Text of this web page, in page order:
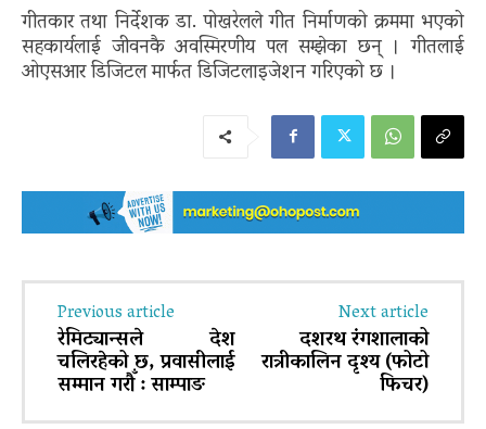
गीतकार तथा निर्देशक डा. पोखरेलले गीत निर्माणको क्रममा भएको
सहकार्यलाई जीवनकै अवस्मिरणीय पल सम्झेका छन् । गीतलाई
ओएसआर डिजिटल मार्फत डिजिटलाइजेशन गरिएको छ ।
Previous article
रेमिट्यान्सले देश
चलिरहेको छ, प्रवासीलाई
सम्मान गरौँ : साम्पाङ
Next article
दशरथ रंगशालाको
रात्रीकालिन दृश्य (फोटो
फिचर)